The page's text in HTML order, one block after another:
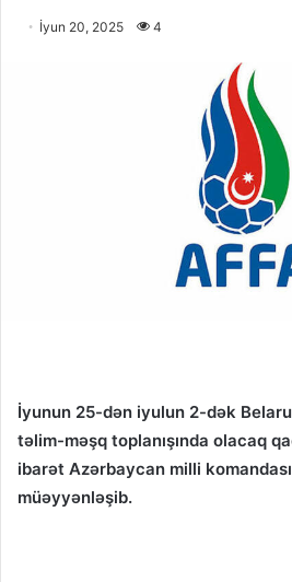
İyun 20, 2025 4
İyunun 25-dən iyulun 2-dək
təlim-məşq toplanışında olacaq
ibarət Azərbaycan milli
müəyyənləşib.